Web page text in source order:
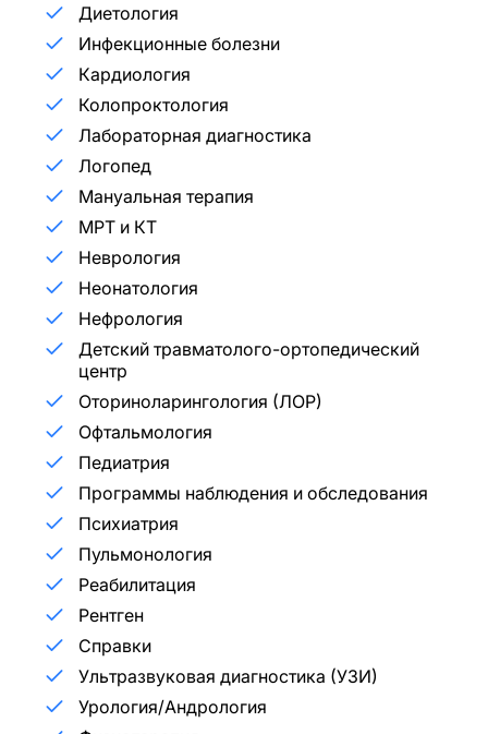
Диетология
Инфекционные болезни
Кардиология
Колопроктология
Лабораторная диагностика
Логопед
Мануальная терапия
МРТ и КТ
Неврология
Неонатология
Нефрология
Детский травматолого-ортопедический
центр
Оториноларингология (ЛОР)
Офтальмология
Педиатрия
Программы наблюдения и обследования
Психиатрия
Пульмонология
Реабилитация
Рентген
Справки
Ультразвуковая диагностика (УЗИ)
Урология/Андрология